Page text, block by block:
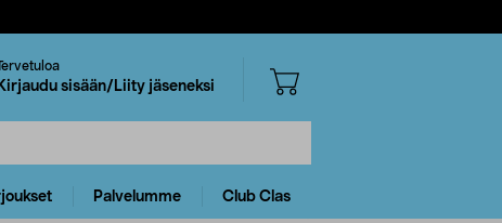
sisään/Liity jäseneksi
Palvelumme Club Clas